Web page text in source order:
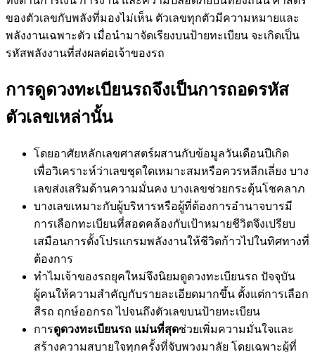
ของตัวเลขกับพลังที่มองไม่เห็น ตัวเลขทุกตัวมีความหมายและ
พลังงานเฉพาะตัว เมื่อนำมาจัดเรียงบนป้ายทะเบียน จะเกิดเป็น
รหัสพลังงานที่ส่งผลต่อเจ้าของรถ
การดูดวงทะเบียนรถจึงเป็นการถอดรหัส
ตัวเลขเหล่านั้น
โดยอาศัยหลักเลขศาสตร์ผสานกับข้อมูลวันเดือนปีเกิด
เพื่อวิเคราะห์ว่าเลขชุดใดเหมาะสมหรือควรหลีกเลี่ยง บาง
เลขส่งเสริมด้านความมั่นคง บางเลขช่วยกระตุ้นโชคลาภ
บางเลขเหมาะกับผู้บริหารหรือผู้ที่ต้องการอำนาจบารมี
การเลือกทะเบียนที่สอดคล้องกับเป้าหมายชีวิตจึงเปรียบ
เสมือนการตั้งโปรแกรมพลังงานให้ชีวิตก้าวไปในทิศทางที่
ต้องการ
ทำไมเจ้าของรถยุคใหม่จึงนิยมดูดวงทะเบียนรถ ปัจจุบัน
ผู้คนให้ความสำคัญกับรายละเอียดมากขึ้น ตั้งแต่การเลือก
สีรถ ฤกษ์ออกรถ ไปจนถึงตัวเลขบนป้ายทะเบียน
การดูดวงทะเบียนรถ แม่นที่สุดช่วยเพิ่มความมั่นใจและ
สร้างความสบายใจทุกครั้งที่จับพวงมาลัย โดยเฉพาะผู้ที่